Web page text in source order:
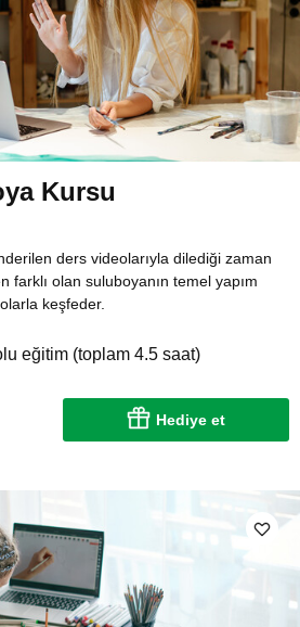
Kursu
ders videolarıyla dilediği zaman
farklı olan suluboyanın temel yapım
keşfeder.
eğitim (toplam 4.5 saat)
Hediye et